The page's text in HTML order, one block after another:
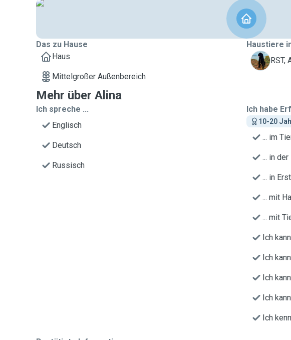
Das zu Hause
Haus
Mittelgroßer Außenbereich
Haustiere
A
RST,
Mehr über Alina
Ich spreche ...
Englisch
Deutsch
Russisch
Ich habe
10-20
... im
... in
... in
... mit
... mit
Ich
Ich
Ich
Ich
Ich